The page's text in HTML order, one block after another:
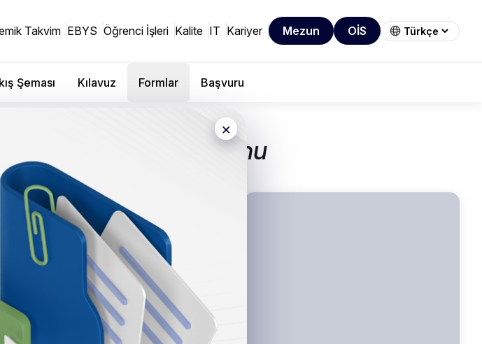
Takvim EBYS Öğrenci İşleri Kalite IT Kariyer Mezun OİS
Şeması Kılavuz Formlar Başvuru
×
Erasmus+ Komisyonu